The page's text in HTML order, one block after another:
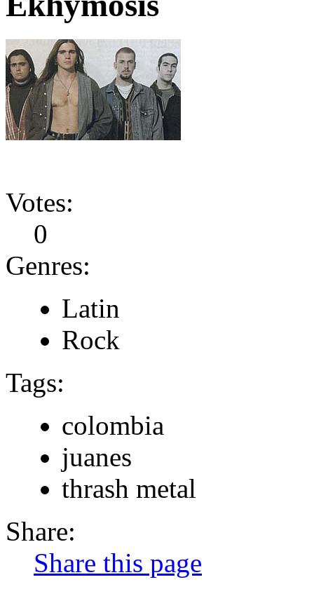
Votes:
0
Genres:
Latin
Rock
Tags:
colombia
juanes
thrash metal
Share:
Share this page